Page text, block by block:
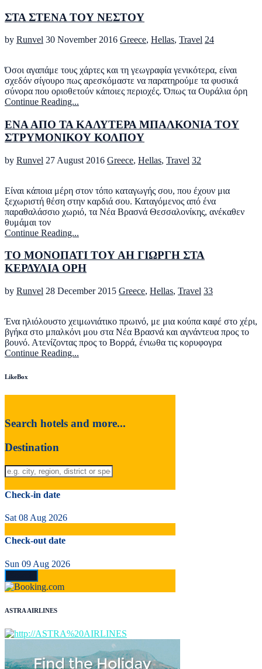
ΣΤΑ ΣΤΕΝΑ ΤΟΥ ΝΕΣΤΟΥ
by Runvel 30 November 2016 Greece, Hellas, Travel 24
Όσοι αγαπάμε τους χάρτες και τη γεωγραφία γενικότερα, είναι
σχεδόν σίγουρο πως αρεσκόμαστε να παρατηρούμε τα φυσικά
σύνορα που οριοθετούν κάποιες περιοχές. Όπως τα Ουράλια όρη
Continue Reading...
ΕΝΑ ΑΠΟ ΤΑ ΚΑΛΥΤΕΡΑ ΜΠΑΛΚΟΝΙΑ ΤΟΥ
ΣΤΡΥΜΟΝΙΚΟΥ ΚΟΛΠΟΥ
by Runvel 27 August 2016 Greece, Hellas, Travel 32
Είναι κάποια μέρη στον τόπο καταγωγής σου, που έχουν μια
ξεχωριστή θέση στην καρδιά σου. Καταγόμενος από ένα
παραθαλάσσιο χωριό, τα Νέα Βρασνά Θεσσαλονίκης, ανέκαθεν
θυμάμαι τον
Continue Reading...
ΤΟ ΜΟΝΟΠΑΤΙ ΤΟΥ ΑΗ ΓΙΩΡΓΗ ΣΤΑ
ΚΕΡΔΥΛΙΑ ΟΡΗ
by Runvel 28 December 2015 Greece, Hellas, Travel 33
Ένα ηλιόλουστο χειμωνιάτικο πρωινό, με μια κούπα καφέ στο χέρι,
βγήκα στο μπαλκόνι μου στα Νέα Βρασνά και αγνάντευα προς το
βουνό. Ατενίζοντας προς το Βορρά, ένιωθα τις κορυφογρα
Continue Reading...
LikeBox
Search hotels and more...
Destination
Check-in date
Sat 08 Aug 2026
Check-out date
Sun 09 Aug 2026
ASTRA AIRLINES